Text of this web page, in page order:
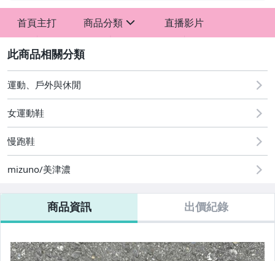
首頁主打 商品分類
【Mizuno】防護鞋/安全鞋/工作鞋
直播影片
運動、戶外與休閒
女運動鞋
慢跑鞋
mizuno/美津濃
商品資訊 出價紀錄